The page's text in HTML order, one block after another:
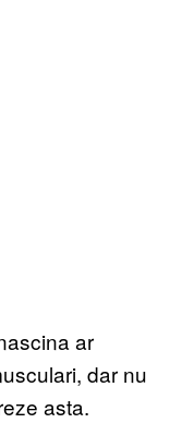
ar
dar nu
asta.